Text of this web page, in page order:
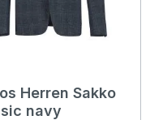
Herren Sakko
navy